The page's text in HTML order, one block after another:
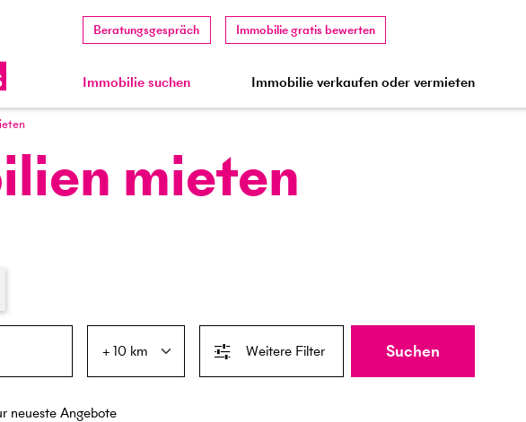
Beratungsgespräch Immobilie gratis bewerten
Immobilie suchen Immobilie verkaufen oder vermieten
mieten
Weitere Filter
neueste Angebote
Suchen